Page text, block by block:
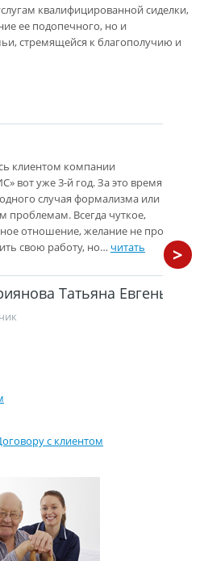
квалифицированной сиделки,
ее подопечного, но и
стремящейся к благополучию и
клиентом компании
вот уже 3-й год. За это время мною
случая формализма или не
проблемам. Всегда чуткое,
отношение, желание не просто
свою работу, но… читать
Татьяна Евгеньевна
>
с клиентом